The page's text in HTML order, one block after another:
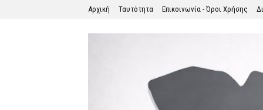
Αρχική Ταυτότητα Επικοινωνία - Όροι Χρήσης